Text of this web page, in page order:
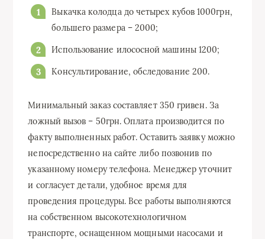
Выкачка колодца до четырех кубов 1000грн,
большего размера – 2000;
Использование илососной машины 1200;
Консультирование, обследование 200.
Минимальный заказ составляет 350 гривен. За
ложный вызов – 50грн. Оплата производится по
факту выполненных работ. Оставить заявку можно
непосредственно на сайте либо позвонив по
указанному номеру телефона. Менеджер уточнит
и согласует детали, удобное время для
проведения процедуры. Все работы выполняются
на собственном высокотехнологичном
транспорте, оснащенном мощными насосами и